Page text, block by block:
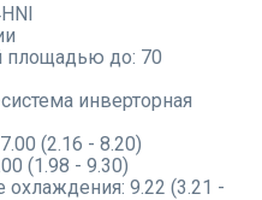
площадью до: 70
инверторная
7.00 (2.16 - 8.20)
(1.98 - 9.30)
охлаждения: 9.22 (3.21 -